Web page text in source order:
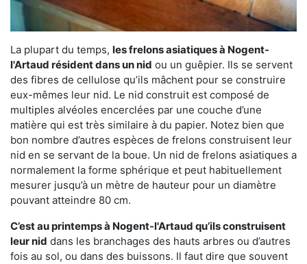
La plupart du temps, les frelons asiatiques à Nogent-
l'Artaud résident dans un nid ou un guêpier. Ils se servent
des fibres de cellulose qu’ils mâchent pour se construire
eux-mêmes leur nid. Le nid construit est composé de
multiples alvéoles encerclées par une couche d’une
matière qui est très similaire à du papier. Notez bien que
bon nombre d’autres espèces de frelons construisent leur
nid en se servant de la boue. Un nid de frelons asiatiques a
normalement la forme sphérique et peut habituellement
mesurer jusqu’à un mètre de hauteur pour un diamètre
pouvant atteindre 80 cm.
C’est au printemps à Nogent-l'Artaud qu’ils construisent
leur nid dans les branchages des hauts arbres ou d’autres
fois au sol, ou dans des buissons. Il faut dire que souvent